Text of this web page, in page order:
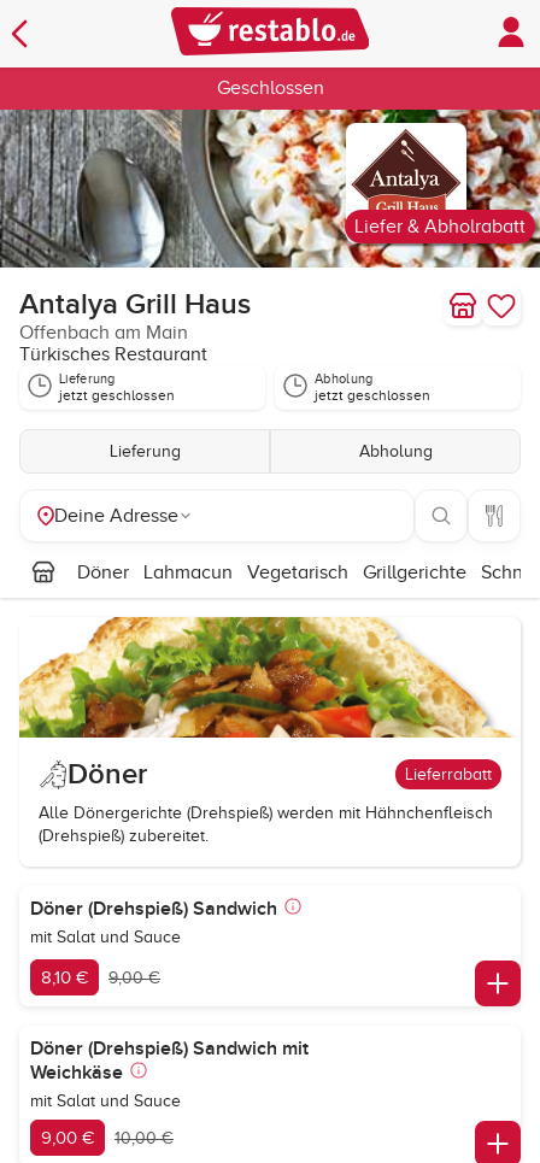
Geschlossen
Liefer & Abholrabatt
Antalya Grill Haus
Offenbach am Main
Türkisches Restaurant
Lieferung
jetzt geschlossen
Abholung
jetzt geschlossen
Lieferung Abholung
Deine Adresse
Döner Lahmacun Vegetarisch Grillgerichte
Döner Lieferrabatt
Alle Dönergerichte (Drehspieß) werden mit Hähnchenfleisch
(Drehspieß) zubereitet.
Döner (Drehspieß) Sandwich
mit Salat und Sauce
8,10 € 9,00 €
Döner (Drehspieß) Sandwich mit
Weichkäse
mit Salat und Sauce
9,00 € 10,00 €